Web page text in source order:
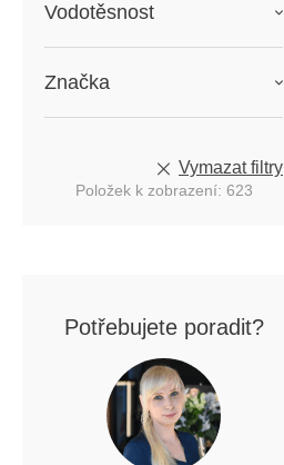
Vodotěsnost
Značka
Vymazat filtry
Položek k zobrazení: 623
Potřebujete poradit?